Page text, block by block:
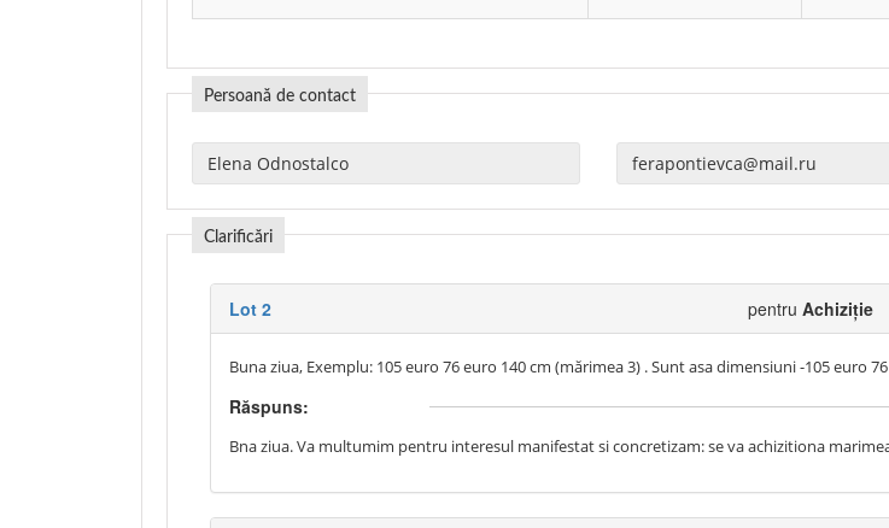
Persoană de contact
Clarificări
Lot 2 pentru Achiziție
Buna ziua, Exemplu: 105 euro 76 euro 140 cm (mărimea 3) . Sunt asa dimensiuni -105 euro
Răspuns:
Bna ziua. Va multumim pentru interesul manifestat si concretizam: se va achizitiona